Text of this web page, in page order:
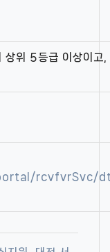
위 5등급 이상이고,
rcvfvrSvc/